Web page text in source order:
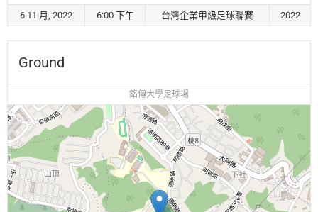
6 11 月, 2022 6:00 下午 台灣企業甲級足球聯賽 2022
Ground
銘傳大學足球場